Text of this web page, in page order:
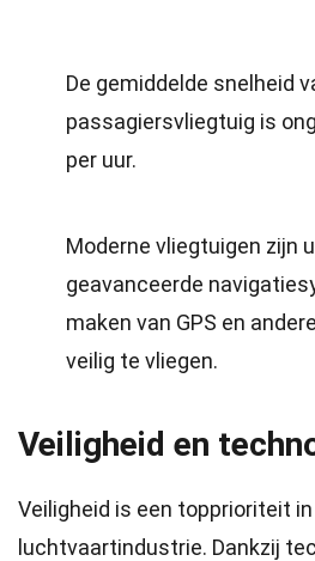
De gemiddelde snelheid
passagiersvliegtuig is
per uur.
Moderne vliegtuigen zijn
geavanceerde
maken van GPS en
veilig te vliegen.
Veiligheid en
Veiligheid is een topprioriteit in
luchtvaartindustrie. Dankzij